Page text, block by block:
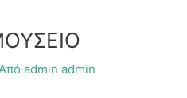
admin admin